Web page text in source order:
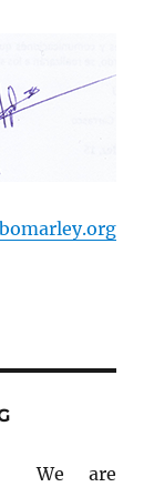
We are